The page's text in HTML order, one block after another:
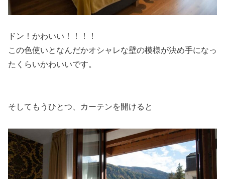
ドン！かわいい！！！！
この色使いとなんだかオシャレな壁の模様が決め手になっ
たくらいかわいいです。
そしてもうひとつ、カーテンを開けると